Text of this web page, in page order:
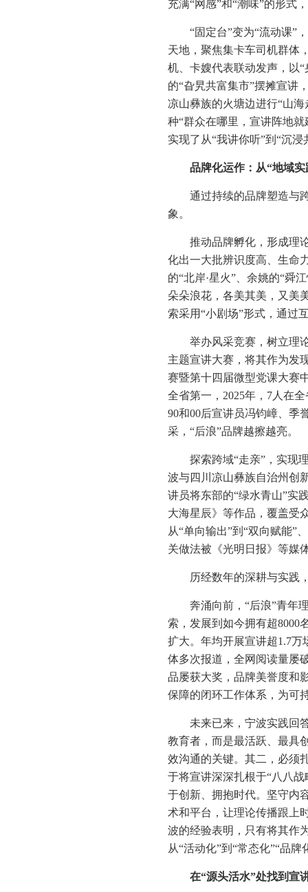
充满“网感”和“潮味”的形式
“固定台”变为“流动课”
天地，聚焦集卡车司机群体
机、卡嫂代表联动发声，以
的“旮旯共富集市”摆摊宣讲
凉山彝族的火塘边进行“山海
种“群众在哪里，宣讲阵地
实现了从“我讲你听”到“沉浸
品牌化运作：从“地域
通过持续的品牌塑造与
象。
推动品牌孵化，形成理
化出一大批辨识度高、生命
的“北岸·星火”、余姚的“舜
朵朵浪花，各美其美，又美
索采用“小剧场”形式，通过
举办风采竞赛，树立理
主题宣讲大赛，将其作为发
赛暨第十四届微型党课大赛
全省第一，2025年，7人在
90和00后宣讲员冯钧嶂、季
采，“后浪”品牌越擦越亮。
探索跨域“走亲”，实现
波与四川凉山彝族自治州创
讲员将东部的“绿水青山”实
大海星辰》等作品，覆盖受
从“单向输出”到“双向赋能”
关做法被《光明日报》等媒
历经数年的深耕与实践
奔涌向前，“后浪”青年
索，发展到如今拥有超8000
扩大。年均开展宣讲超1.7
体多次报道，全网阅读量屡
品屡获大奖，品牌美誉度和
保障的闭环工作体系，为可
未来已来，宁波实践回
教育者，而是最活跃、最具
效沟通的关键。其二，必须
于将宣讲深深扎根于“八八
于创新、拥抱时代。坚守内
术和平台，让理论传播跟上
波的经验表明，只有将其作
从“活动化”到“常态化”“品
在“源头活水”处找到宣